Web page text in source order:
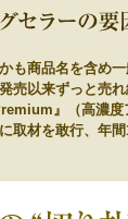
ーの要因は
も商品名を含め
売以来ずっと売れ
』（高濃
取材を敢行、年